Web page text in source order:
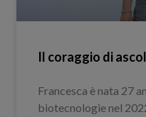
Il coraggio di
Francesca è nata 27
biotecnologie nel